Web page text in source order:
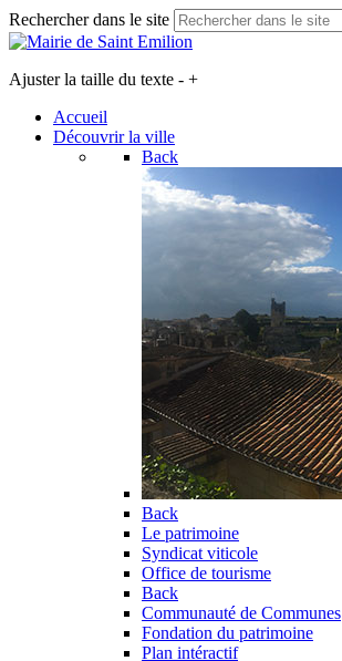
Rechercher dans le site
Ajuster la taille du texte - +
Accueil
Découvrir la ville
Back
Back
Le patrimoine
Syndicat viticole
Office de tourisme
Back
Communauté de Communes
Fondation du patrimoine
Plan intéractif